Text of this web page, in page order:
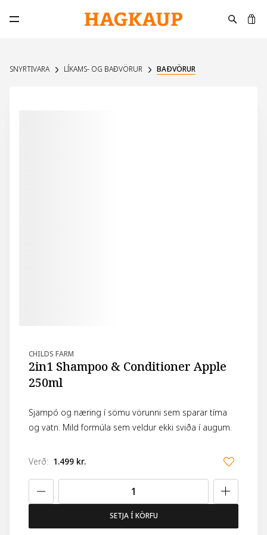
Opna aðalvalmynd
SNYRTIVARA LÍKAMS- OG BAÐVÖRUR BAÐVÖRUR
CHILDS FARM
2in1 Shampoo & Conditioner Apple
250ml
Sjampó og næring í sömu vörunni sem sparar tíma
og vatn. Mild formúla sem veldur ekki sviða í augum.
Verð: 1.499 kr.
SETJA Í KÖRFU